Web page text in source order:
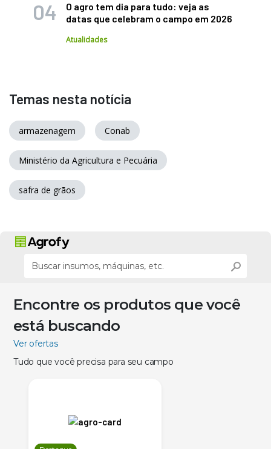
O agro tem dia para tudo: veja as
datas que celebram o campo em 2026
Atualidades
Temas nesta notícia
armazenagem Conab
Ministério da Agricultura e Pecuária
safra de grãos
Encontre os produtos que você
está buscando
Ver ofertas
Tudo que você precisa para seu campo